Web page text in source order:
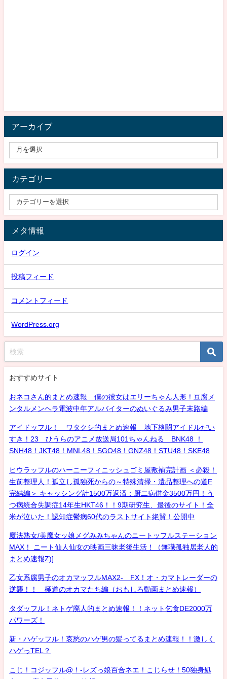
アーカイブ
カテゴリー
メタ情報
ログイン
投稿フィード
コメントフィード
WordPress.org
おすすめサイト
おネコさん的まとめ速報 僕の彼女はエリーちゃん人形！豆腐メ
ンタルメンヘラ電波中年アルバイターのぬいぐるみ男子末路編
アイドッフル！ ワタクシ的まとめ速報 地下格闘アイドルだい
すき！23 ひうらのアニメ放送局101ちゃんねる BNK48 ！
SNH48！JKT48！MNL48！SGO48！GNZ48！STU48！SKE48
ヒウラッフルのハーニーフィニッシュゴミ屋敷補完計画 ＜必殺！
生前整理人！孤立し孤独死からの～特殊清掃・遺品整理への道F
完結編＞ キャッシング計1500万返済：厨二病借金3500万円！う
つ病統合失調症14年生HKT46！！9期研究生、最後のサイト！全
米が泣いた！認知症鬱病60代のラストサイト絶賛！公開中
魔法熟女/美魔女ッ娘メグみみちゃんのニートッフルステーション
MAX！ ニート仙人仙女の映画三昧老後生活！（無職孤独居老人的
まとめ速報Z)]
乙女系腐男子のオカマッフルMAX2- FX！オ・カマトレーダーの
逆襲！！ 極道のオカマたち編（おもしろ動画まとめ速報）
タダッフル！ネトゲ廃人的まとめ速報！！ネット乞食DE2000万
パワーズ！
新・ハゲッフル！哀愁のハゲ男の髪ってるまとめ速報！！激しく
ハゲっTEL？
こじ！コジッフル@！-レズっ娘百合ネエ！こじらせ！50独身処